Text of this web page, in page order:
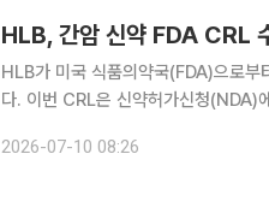
HLB, 간암 신약 FDA CRL
HLB가 미국 식품의약국(FDA)으로
다. 이번 CRL은 신약허가신청(NDA)
테라퓨틱스가 9일(현지시간) FDA로
2026-07-10 08:26